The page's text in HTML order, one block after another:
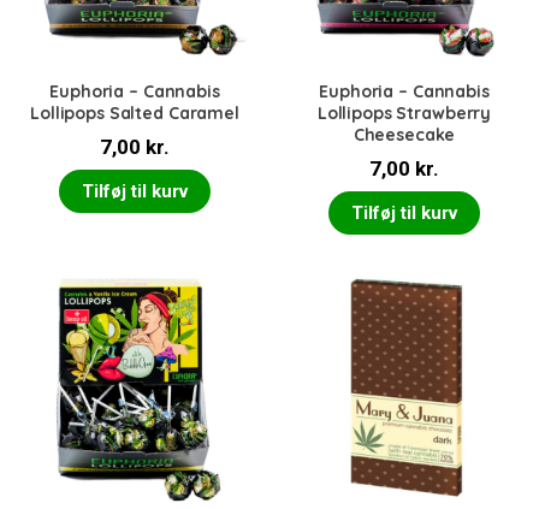
Euphoria – Cannabis
Lollipops Salted Caramel
7,00 kr.
Tilføj til kurv
Euphoria – Cannabis
Lollipops Strawberry
Cheesecake
7,00 kr.
Tilføj til kurv